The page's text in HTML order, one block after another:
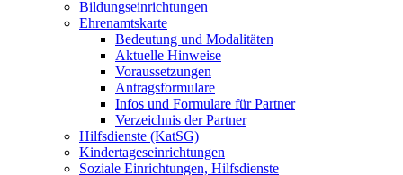
Bildungseinrichtungen
Ehrenamtskarte
Bedeutung und Modalitäten
Aktuelle Hinweise
Voraussetzungen
Antragsformulare
Infos und Formulare für Partner
Verzeichnis der Partner
Hilfsdienste (KatSG)
Kindertageseinrichtungen
Soziale Einrichtungen, Hilfsdienste